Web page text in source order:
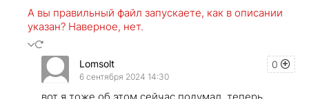
А вы правильный файл запускаете, как в описании
указан? Наверное, нет.
0
Lomsolt
6 сентября 2024 14:30